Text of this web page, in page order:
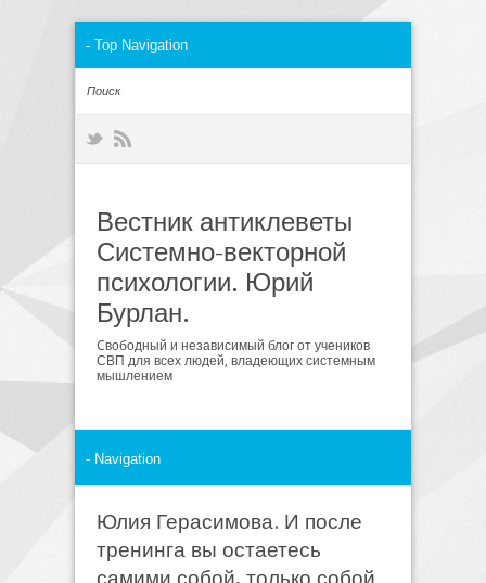
Вестник антиклеветы
Системно-векторной
психологии. Юрий
Бурлан.
Cвободный и независимый блог от учеников
СВП для всех людей, владеющих системным
мышлением
Юлия Герасимова. И после
тренинга вы остаетесь